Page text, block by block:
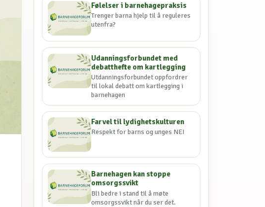
Følelser i barnehagepraksis
Trenger barna hjelp til å reguleres
utenfra?
Udanningsforbundet med
debatthefte om kartlegging
Utdanningsforbundet oppfordrer
til lokal debatt om kartlegging i
barnehagen
Farvel til lydighetskulturen
Respekt for barns og unges NEI
Barnehagen kan stoppe
omsorgssvikt
Bli bedre i stand til å møte
omsorgssvikt når du ser det.